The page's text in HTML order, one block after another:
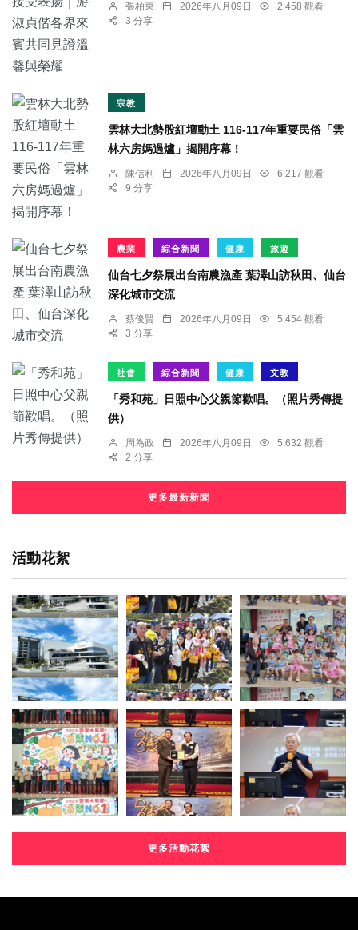
張柏東 2026年八月09日
2,458 觀看
3 分享
宗教
雲林大北勢股紅壇動土 116-117年重要民俗「雲
林六房媽過爐」揭開序幕！
陳信利 2026年八月09日
6,217 觀看
9 分享
農業 綜合新聞 健康 旅遊
仙台七夕祭展出台南農漁產 葉澤山訪秋田、仙台
深化城市交流
蔡俊賢 2026年八月09日
5,454 觀看
3 分享
社會 綜合新聞 健康 文教
「秀和苑」日照中心父親節歡唱。（照片秀傳提
供）
周為政 2026年八月09日
5,632 觀看
2 分享
更多最新新聞
活動花絮
更多活動花絮